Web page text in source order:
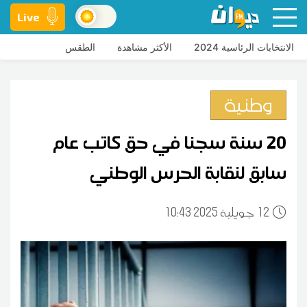
Live
الانتخابات الرئاسية 2024 الأكثر مشاهدة الطقس
وطنية
20 سنة سجنا في حق كاتب عام
سابق لنقابة الحرس الوطني
12 10:43 2025 جويلية